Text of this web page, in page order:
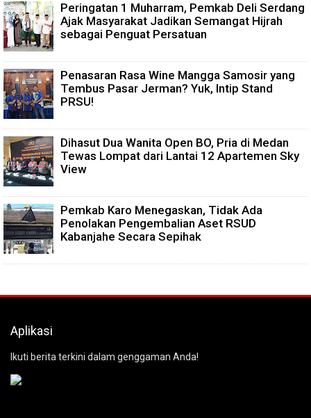
Peringatan 1 Muharram, Pemkab Deli Serdang
Ajak Masyarakat Jadikan Semangat Hijrah
sebagai Penguat Persatuan
Penasaran Rasa Wine Mangga Samosir yang
Tembus Pasar Jerman? Yuk, Intip Stand
PRSU!
Dihasut Dua Wanita Open BO, Pria di Medan
Tewas Lompat dari Lantai 12 Apartemen Sky
View
Pemkab Karo Menegaskan, Tidak Ada
Penolakan Pengembalian Aset RSUD
Kabanjahe Secara Sepihak
Aplikasi
Ikuti berita terkini dalam genggaman Anda!